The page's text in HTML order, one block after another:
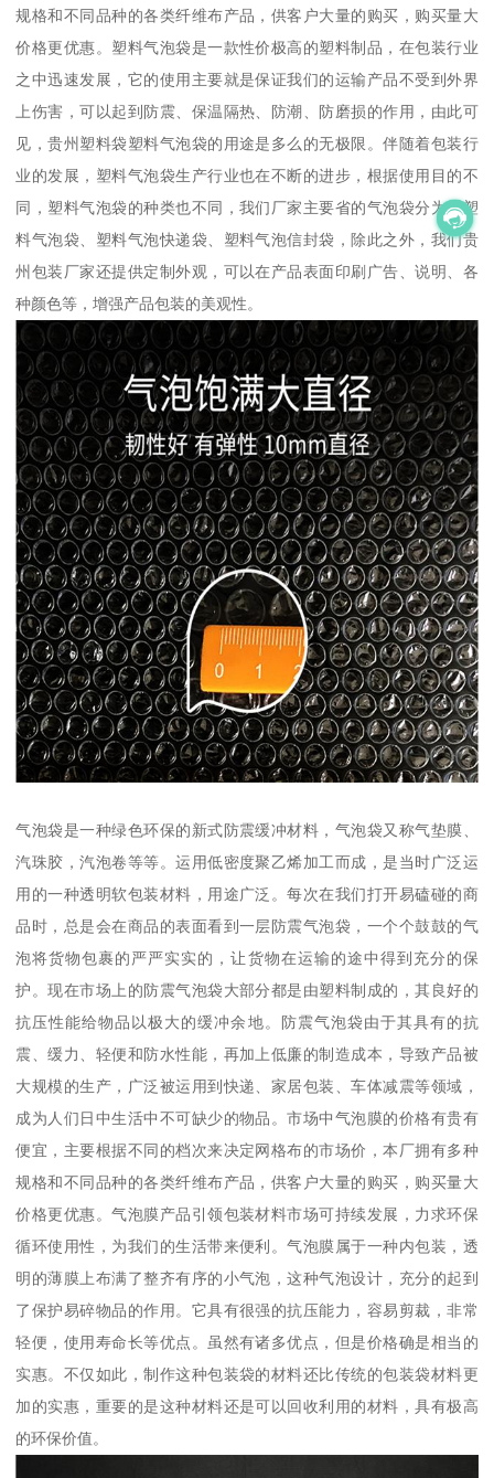
规格和不同品种的各类纤维布产品，供客户大量的购买，购买量大
价格更优惠。塑料气泡袋是一款性价极高的塑料制品，在包装行业
之中迅速发展，它的使用主要就是保证我们的运输产品不受到外界
上伤害，可以起到防震、保温隔热、防潮、防磨损的作用，由此可
见，贵州塑料袋塑料气泡袋的用途是多么的无极限。伴随着包装行
业的发展，塑料气泡袋生产行业也在不断的进步，根据使用目的不
同，塑料气泡袋的种类也不同，我们厂家主要省的气泡袋分为类塑
料气泡袋、塑料气泡快递袋、塑料气泡信封袋，除此之外，我们贵
州包装厂家还提供定制外观，可以在产品表面印刷广告、说明、各
种颜色等，增强产品包装的美观性。
气泡袋是一种绿色环保的新式防震缓冲材料，气泡袋又称气垫膜、
汽珠胶，汽泡卷等等。运用低密度聚乙烯加工而成，是当时广泛运
用的一种透明软包装材料，用途广泛。每次在我们打开易磕碰的商
品时，总是会在商品的表面看到一层防震气泡袋，一个个鼓鼓的气
泡将货物包裹的严严实实的，让货物在运输的途中得到充分的保
护。现在市场上的防震气泡袋大部分都是由塑料制成的，其良好的
抗压性能给物品以极大的缓冲余地。防震气泡袋由于其具有的抗
震、缓力、轻便和防水性能，再加上低廉的制造成本，导致产品被
大规模的生产，广泛被运用到快递、家居包装、车体减震等领域，
成为人们日中生活中不可缺少的物品。市场中气泡膜的价格有贵有
便宜，主要根据不同的档次来决定网格布的市场价，本厂拥有多种
规格和不同品种的各类纤维布产品，供客户大量的购买，购买量大
价格更优惠。气泡膜产品引领包装材料市场可持续发展，力求环保
循环使用性，为我们的生活带来便利。气泡膜属于一种内包装，透
明的薄膜上布满了整齐有序的小气泡，这种气泡设计，充分的起到
了保护易碎物品的作用。它具有很强的抗压能力，容易剪裁，非常
轻便，使用寿命长等优点。虽然有诸多优点，但是价格确是相当的
实惠。不仅如此，制作这种包装袋的材料还比传统的包装袋材料更
加的实惠，重要的是这种材料还是可以回收利用的材料，具有极高
的环保价值。